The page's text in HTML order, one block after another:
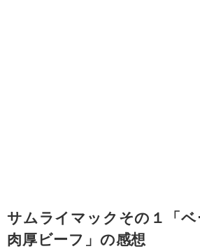
サムライマックその１「ベ
肉厚ビーフ」の感想